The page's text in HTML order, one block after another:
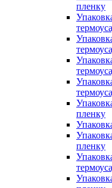
пленку
пленку
пленку